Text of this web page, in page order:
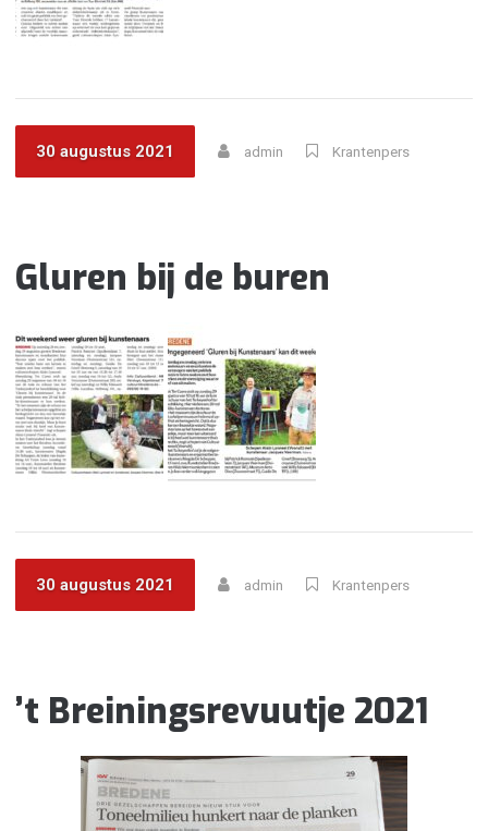
30 augustus 2021 admin Krantenpers
Gluren bij de buren
30 augustus 2021 admin Krantenpers
’t Breiningsrevuutje 2021